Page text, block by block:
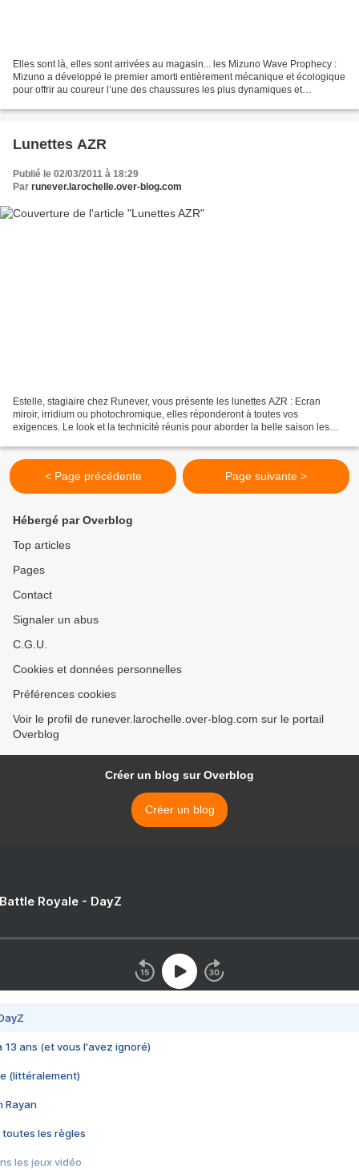
Elles sont là, elles sont arrivées au magasin... les Mizuno Wave Prophecy :
Mizuno a développé le premier amorti entièrement mécanique et écologique
pour offrir au coureur l’une des chaussures les plus dynamiques et
Lunettes AZR
Publié le 02/03/2011 à 18:29
Par runever.larochelle.over-blog.com
Estelle, stagiaire chez Runever, vous présente les lunettes AZR : Ecran
miroir, irridium ou photochromique, elles réponderont à toutes vos
exigences. Le look et la technicité réunis pour aborder la belle saison les
< Page précédente Page suivante >
Hébergé par Overblog
Top articles
Pages
Contact
Signaler un abus
C.G.U.
Cookies et données personnelles
Préférences cookies
Voir le profil de runever.larochelle.over-blog.com sur le portail
Overblog
Créer un blog sur Overblog
Créer un blog
Royale - DayZ
13 ans (et vous l'avez ignoré)
(littéralement)
Rayan
toutes les règles
les jeux vidéo